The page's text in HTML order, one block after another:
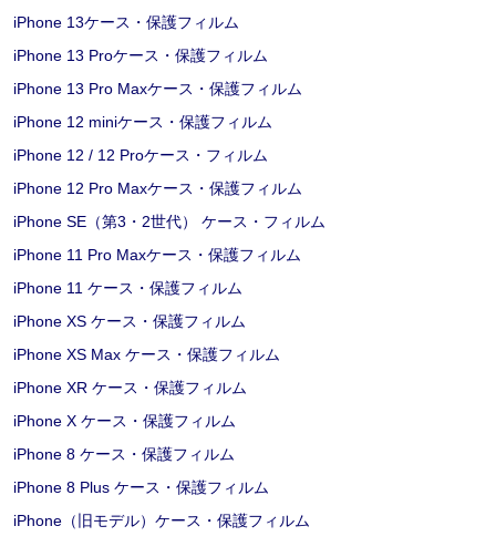
iPhone 13ケース・保護フィルム
iPhone 13 Proケース・保護フィルム
iPhone 13 Pro Maxケース・保護フィルム
iPhone 12 miniケース・保護フィルム
iPhone 12 / 12 Proケース・フィルム
iPhone 12 Pro Maxケース・保護フィルム
iPhone SE（第3・2世代） ケース・フィルム
iPhone 11 Pro Maxケース・保護フィルム
iPhone 11 ケース・保護フィルム
iPhone XS ケース・保護フィルム
iPhone XS Max ケース・保護フィルム
iPhone XR ケース・保護フィルム
iPhone X ケース・保護フィルム
iPhone 8 ケース・保護フィルム
iPhone 8 Plus ケース・保護フィルム
iPhone（旧モデル）ケース・保護フィルム